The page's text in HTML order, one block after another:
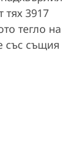
тях 3917
тегло на
със същия